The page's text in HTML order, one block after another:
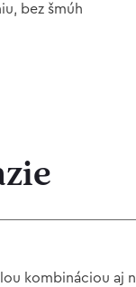
bez šmúh
kombináciou aj